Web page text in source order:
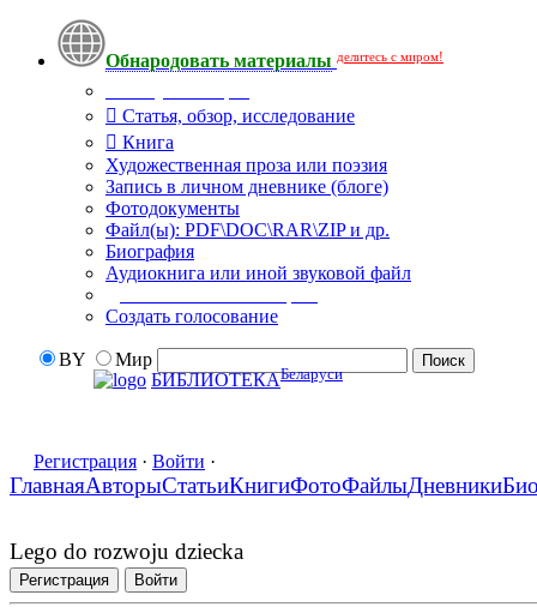
Обнародовать материалы делитесь с миром!
Статья, обзор, исследование
Книга
Художественная проза или поэзия
Запись в личном дневнике (блоге)
Фотодокументы
Файл(ы): PDF\DOC\RAR\ZIP и др.
Биография
Аудиокнига или иной звуковой файл
Создать голосование
BY
Мир
БИБЛИОТЕКАБеларуси
Регистрация · Войти ·
ГлавнаяАвторыСтатьиКнигиФотоФайлыДневники
Lego do rozwoju dziecka
Регистрация Войти